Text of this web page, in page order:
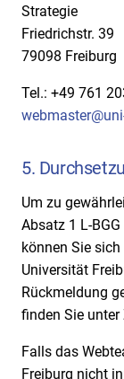
Strategie
Friedrichstr. 39
79098 Freiburg
Tel.: +49 761
5.
Um zu
Absatz 1 L-
können Sie
Universität
Rückmeldung
finden Sie
Falls das
Freiburg nicht